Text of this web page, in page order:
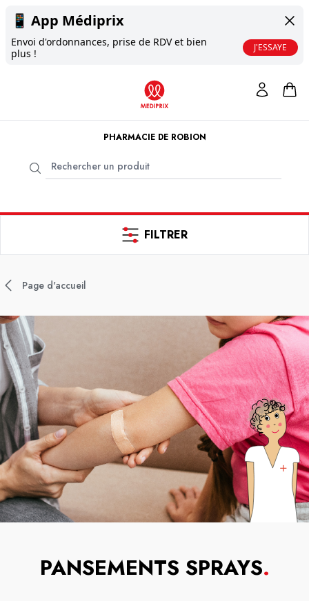
📱 App Médiprix
Envoi d'ordonnances, prise de RDV et bien
plus !
J'ESSAYE
PHARMACIE DE ROBION
FILTRER
Page d'accueil
PANSEMENTS SPRAYS.